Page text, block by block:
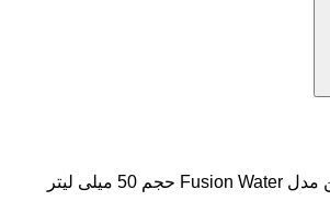
ضد آفتاب رنگی ایزدین مدل Fusion Water حجم 50 میلی لیتر